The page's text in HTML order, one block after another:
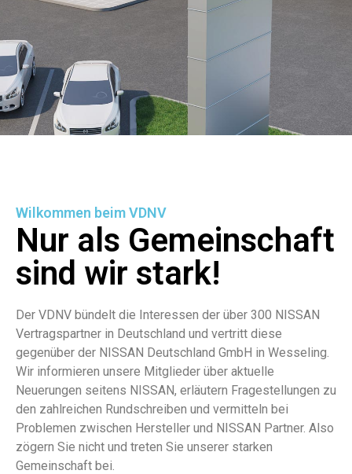
Wilkommen beim VDNV
Nur als Gemeinschaft
sind wir stark!
Der VDNV bündelt die Interessen der über 300 NISSAN
Vertragspartner in Deutschland und vertritt diese
gegenüber der NISSAN Deutschland GmbH in Wesseling.
Wir informieren unsere Mitglieder über aktuelle
Neuerungen seitens NISSAN, erläutern Fragestellungen zu
den zahlreichen Rundschreiben und vermitteln bei
Problemen zwischen Hersteller und NISSAN Partner. Also
zögern Sie nicht und treten Sie unserer starken
Gemeinschaft bei.